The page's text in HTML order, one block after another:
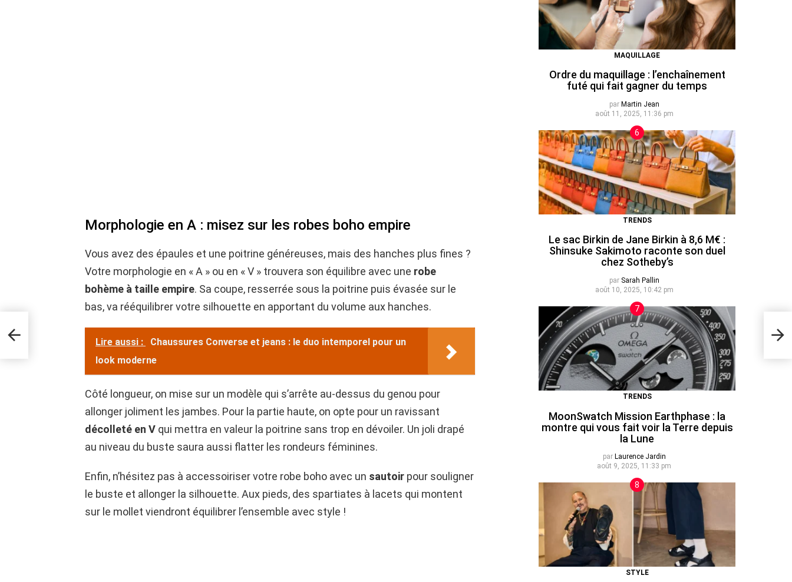
Morphologie en A : misez sur les robes boho empire
Vous avez des épaules et une poitrine généreuses, mais des hanches plus fines ?
Votre morphologie en « A » ou en « V » trouvera son équilibre avec une robe
bohème à taille empire. Sa coupe, resserrée sous la poitrine puis évasée sur le
bas, va rééquilibrer votre silhouette en apportant du volume aux hanches.
Lire aussi :
Chaussures Converse et jeans : le duo intemporel pour un
look moderne
Côté longueur, on mise sur un modèle qui s’arrête au-dessus du genou pour
allonger joliment les jambes. Pour la partie haute, on opte pour un ravissant
décolleté en V qui mettra en valeur la poitrine sans trop en dévoiler. Un joli drapé
au niveau du buste saura aussi flatter les rondeurs féminines.
Enfin, n’hésitez pas à accessoiriser votre robe boho avec un sautoir pour souligner
le buste et allonger la silhouette. Aux pieds, des spartiates à lacets qui montent
sur le mollet viendront équilibrer l’ensemble avec style !
La
MAQUILLAGE
Ordre du maquillage : l’enchaînement
futé qui fait gagner du temps
par Martin Jean
août 11, 2025, 11:36 pm
TRENDS
Le sac Birkin de Jane Birkin à 8,6 M€ :
Shinsuke Sakimoto raconte son duel
chez Sotheby’s
par Sarah Pallin
août 10, 2025, 10:42 pm
TRENDS
MoonSwatch Mission Earthphase : la
montre qui vous fait voir la Terre depuis
la Lune
par Laurence Jardin
août 9, 2025, 11:33 pm
STYLE